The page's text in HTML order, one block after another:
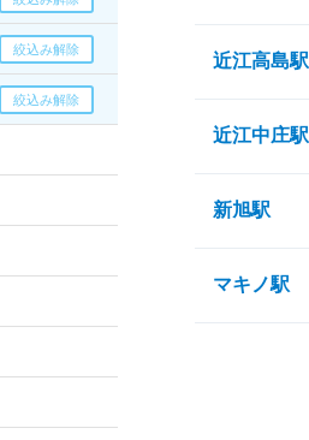
近江高島駅
近江中庄駅
新旭駅
マキノ駅